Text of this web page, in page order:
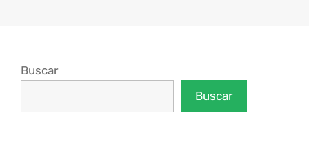
Buscar
Buscar